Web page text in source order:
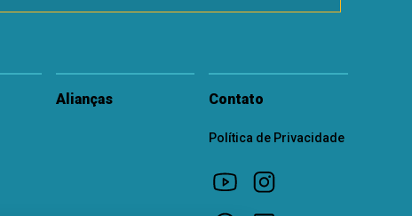
Alianças Contato
Política de Privacidade